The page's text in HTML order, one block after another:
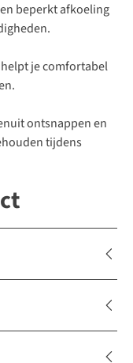
beperkt afkoeling
je comfortabel
ontsnappen en
tijdens